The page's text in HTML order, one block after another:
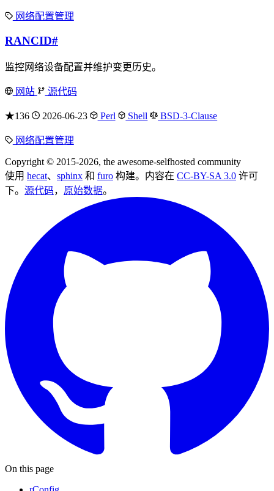
网络配置管理
RANCID#
监控网络设备配置并维护变更历史。
网站 源代码
★136 2026-06-23 Perl Shell BSD-3-Clause
网络配置管理
Copyright © 2015-2026, the awesome-selfhosted community
使用 hecat、 sphinx 和 furo 构建。内容在 CC-BY-SA 3.0 许可
下。 源代码， 原始数据。
On this page